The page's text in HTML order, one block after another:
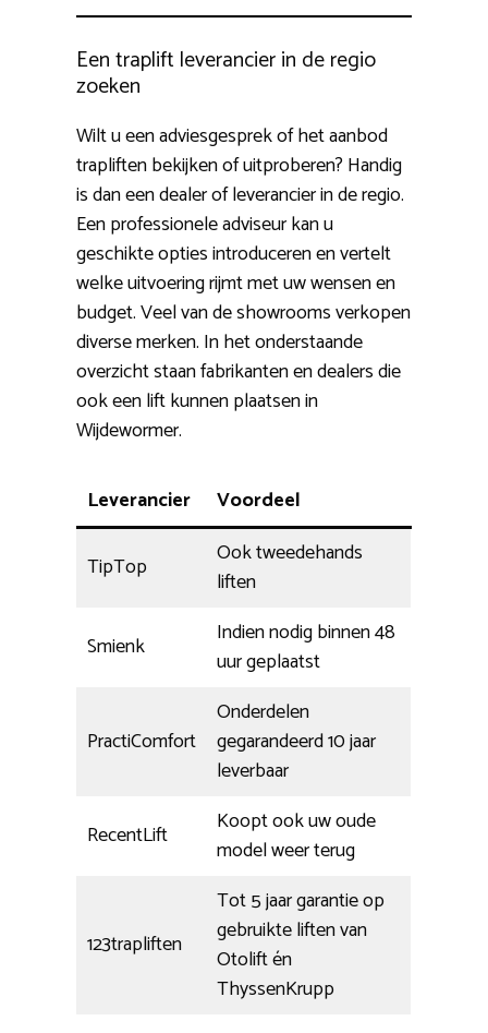
Een traplift leverancier in de regio
zoeken
Wilt u een adviesgesprek of het aanbod
trapliften bekijken of uitproberen? Handig
is dan een dealer of leverancier in de regio.
Een professionele adviseur kan u
geschikte opties introduceren en vertelt
welke uitvoering rijmt met uw wensen en
budget. Veel van de showrooms verkopen
diverse merken. In het onderstaande
overzicht staan fabrikanten en dealers die
ook een lift kunnen plaatsen in
Wijdewormer.
Leverancier Voordeel
TipTop
Ook tweedehands
liften
Smienk
Indien nodig binnen 48
uur geplaatst
PractiComfort
Onderdelen
gegarandeerd 10 jaar
leverbaar
RecentLift
Koopt ook uw oude
model weer terug
123trapliften
Tot 5 jaar garantie op
gebruikte liften van
Otolift én
ThyssenKrupp